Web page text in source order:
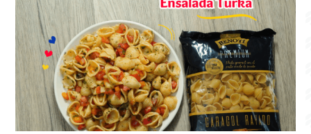
TURKA